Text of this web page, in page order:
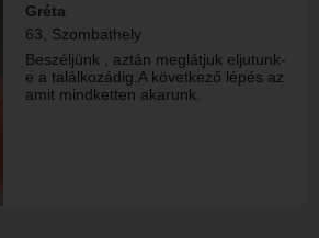
filmzenék a kedvenc, de ez mindig
változik. Ugyanakkor otthonülős
program is bejön, kettesben,
főzőcskézős, filmnézős, egy pohár
ital, romantikus filmnézős esték.
Bármilyen program legyen az, a
Gréta
63, Szombathely
Beszéljünk , aztán meglátjuk eljutunk-
e a találkozádig.A következő lépés az
amit mindketten akarunk.